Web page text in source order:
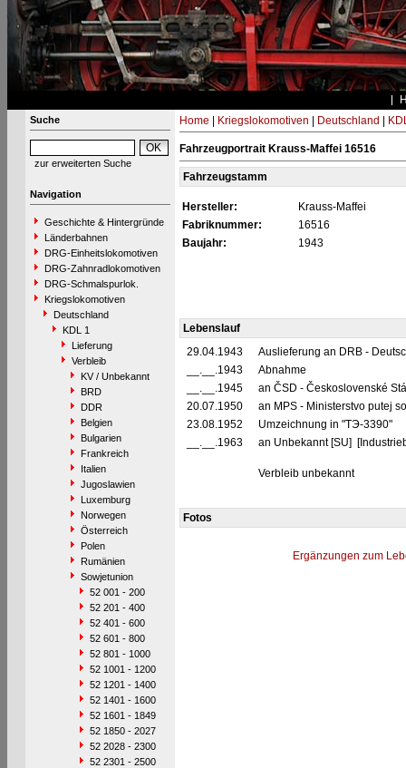
Suche
zur erweiterten Suche
Navigation
Geschichte & Hintergründe
Länderbahnen
DRG-Einheitslokomotiven
DRG-Zahnradlokomotiven
DRG-Schmalspurlok.
Kriegslokomotiven
Deutschland
KDL 1
Lieferung
Verbleib
KV / Unbekannt
BRD
DDR
Belgien
Bulgarien
Frankreich
Italien
Jugoslawien
Luxemburg
Norwegen
Österreich
Polen
Rumänien
Sowjetunion
52 001 - 200
52 201 - 400
52 401 - 600
52 601 - 800
52 801 - 1000
52 1001 - 1200
52 1201 - 1400
52 1401 - 1600
52 1601 - 1849
52 1850 - 2027
52 2028 - 2300
52 2301 - 2500
Home Kriegslokomotiven Deutschland
Fahrzeugportrait Krauss-Maffei 16516
Fahrzeugstamm
Hersteller:
Krauss-Maffei
Fabriknummer:
16516
Baujahr:
1943
Lebenslauf
29.04.1943
Auslieferung an DRB -
__.__.1943
Abnahme
__.__.1945
an ČSD - Československé
20.07.1950
an MPS - Ministerstvo putej
23.08.1952
Umzeichnung in "TЭ-3390"
__.__.1963
an Unbekannt [SU]
Verbleib unbekannt
Fotos
Ergänzungen zum